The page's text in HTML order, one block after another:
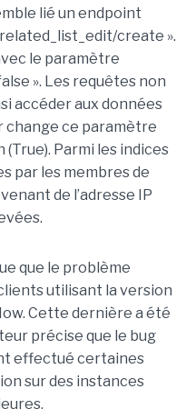
lié un endpoint
related_list_edit/create ».
le paramètre
». Les requêtes non
accéder aux données
change ce paramètre
Parmi les indices
par les membres de
de l’adresse IP
que le problème
utilisant la version
Cette dernière a été
précise que le bug
effectué certaines
sur des instances